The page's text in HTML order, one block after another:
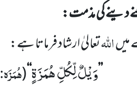
دینے کی مذمت:
اللّٰہتعالیٰ ارشاد فرماتا ہے:
’’وَیْلٌ لِّكُلِّ هُمَزَةٍ‘‘
(ہُمَزَہ: